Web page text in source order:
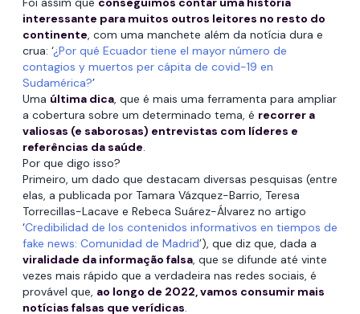
interessante para muitos outros leitores no resto do
continente, com uma manchete além da notícia dura e
crua: ‘¿Por qué Ecuador tiene el mayor número de
contagios y muertos per cápita de covid-19 en
Sudamérica?’
Uma última dica, que é mais uma ferramenta para ampliar
a cobertura sobre um determinado tema, é recorrer a
valiosas (e saborosas) entrevistas com líderes e
referências da saúde.
Por que digo isso?
Primeiro, um dado que destacam diversas pesquisas (entre
elas, a publicada por Tamara Vázquez-Barrio, Teresa
Torrecillas-Lacave e Rebeca Suárez-Álvarez no artigo
‘Credibilidad de los contenidos informativos en tiempos de
fake news: Comunidad de Madrid’), que diz que, dada a
viralidade da informação falsa, que se difunde até vinte
vezes mais rápido que a verdadeira nas redes sociais, é
provável que, ao longo de 2022, vamos consumir mais
notícias falsas que verídicas.